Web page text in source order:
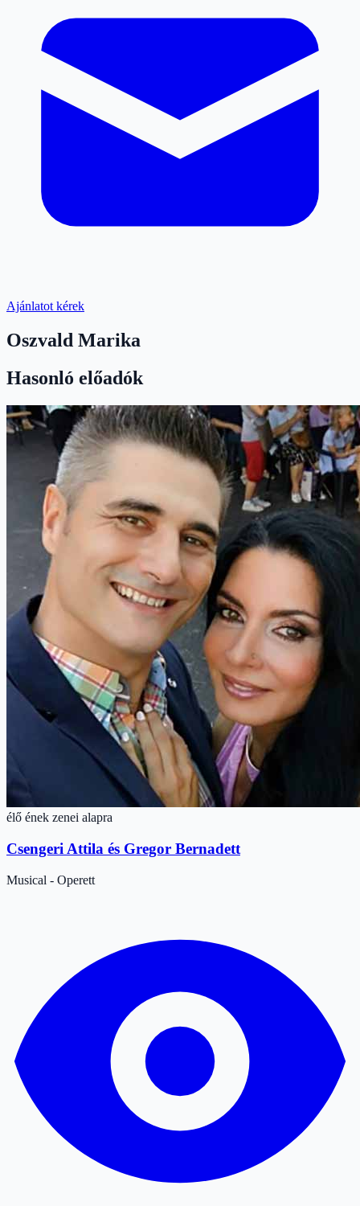
Ajánlatot kérek
Oszvald Marika
Hasonló előadók
élő ének zenei alapra
Csengeri Attila és Gregor Bernadett
Musical - Operett